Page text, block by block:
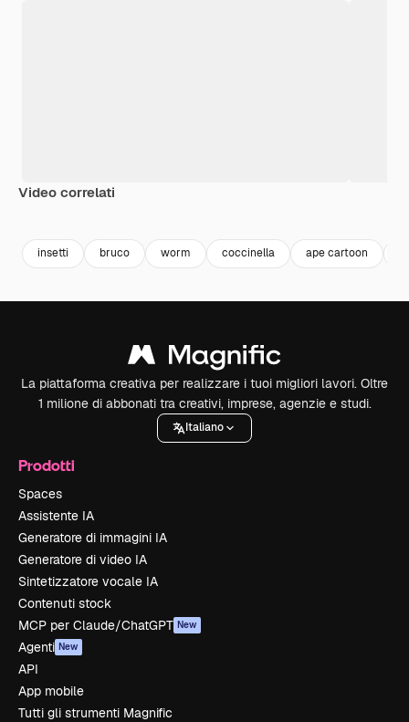
Video correlati
insetti bruco worm coccinella ape cartoon
La piattaforma creativa per realizzare i tuoi migliori lavori. Oltre
1 milione di abbonati tra creativi, imprese, agenzie e studi.
Italiano
Prodotti
Spaces
Assistente IA
Generatore di immagini IA
Generatore di video IA
Sintetizzatore vocale IA
Contenuti stock
MCP per Claude/ChatGPT New
Agenti New
API
App mobile
Tutti gli strumenti Magnific